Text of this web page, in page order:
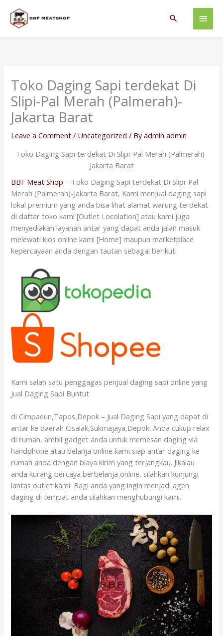
content
Main
Search
Toko Daging Sapi terdekat Di
Slipi-Pal Merah (Palmerah)-
Jakarta Barat
Leave a Comment / Uncategorized / Byadmin admin
Toko Daging Sapi terdekat Di Slipi-Pal Merah (Palmerah)-
Jakarta Barat
BBF Meat Shop – Toko Daging Sapi terdekat Di Slipi-Pal
Merah (Palmerah)-Jakarta Barat, Kami menjual daging sapi
lokal premium yang anda bisa lihat alamat warung terdekat
di daftar toko kami [Outlet Locolation] atau kami juga
menyediakan layanan antar yang dapat anda jalan masuk
melewati kios online kami [Home] maupun marketplace
kepercayaan anda dengan tautan sebagai berikut:
Kami salah satu penggagas penjual daging sapi online yang
Jual Daging Sapi Buntut
di Cimpaeun,Tapos,Depok – Jual Daging Sapi yang dapat di
antar ke daerah Cisalak,Sukmajaya,Depok. Anda cukup relax
di rumah, ambil gadget anda untuk memesan daging via
handphone atau belanja online kami siap antar daging ke
rumah anda dengan biaya kirim yang terjangkau. Jikalau
anda kurang percaya berbelanja online, silahkan kunjungi
lantas outlet kami. Bagi anda yang ingin menjadi agen
daging di tempat anda silahkan menghubungi kami.